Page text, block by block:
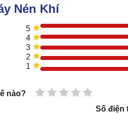
van 1 chiều máy nén hơi
với thiết bị trước tiên phải
Nén Khí
5
4
3
2
1
nào? 5 sao
4 sao
3 sao
2 sao
1 sao
Số điện